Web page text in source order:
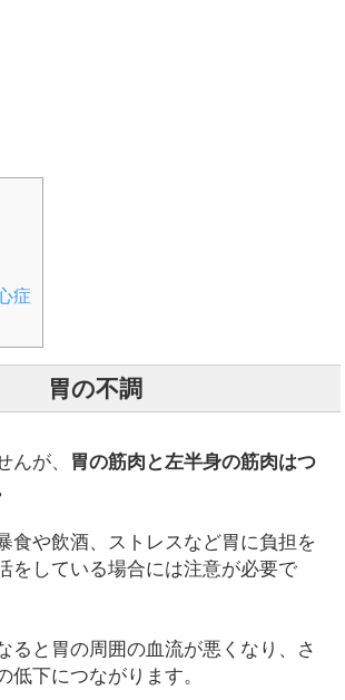
症
胃の不調
んが、 胃の筋肉と左半身の筋肉はつ
食や飲酒、ストレスなど胃に負担を
をしている場合には注意が必要で
ると胃の周囲の血流が悪くなり、さ
低下につながります。